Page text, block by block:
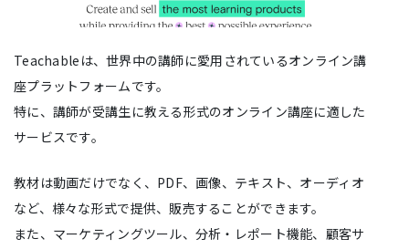
Teachableは、世界中の講師に愛用されているオンライン講
座プラットフォームです。
特に、講師が受講生に教える形式のオンライン講座に適した
サービスです。
教材は動画だけでなく、PDF、画像、テキスト、オーディオ
など、様々な形式で提供、販売することができます。
また、マーケティングツール、分析・レポート機能、顧客サ